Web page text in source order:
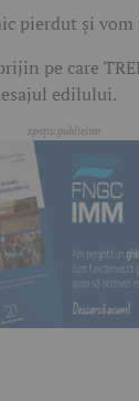
pierdut și
pe care
edilului.